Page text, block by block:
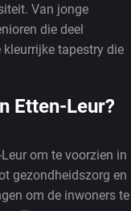
Van jonge
die deel
tapestry die
Etten-Leur?
om te voorzien in
gezondheidszorg en
om de inwoners te